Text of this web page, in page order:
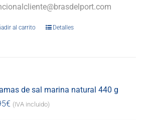
al carrito Detalles
de sal marina natural 440 g
€ (IVA incluido)